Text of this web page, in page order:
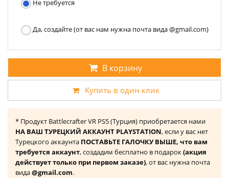
Не требуется
Да, создайте (от вас нам нужна почта вида @gmail.com)
В корзину
Купить в один клик
* Продукт Battlecrafter VR PS5 (Турция) приобретается нами
НА ВАШ ТУРЕЦКИЙ АККАУНТ PLAYSTATION, если у вас нет
Турецкого аккаунта ПОСТАВЬТЕ ГАЛОЧКУ ВЫШЕ, что вам
требуется аккаунт, создадим бесплатно в подарок(акция
действует только при первом заказе), от вас нужна почта
вида@gmail.com.